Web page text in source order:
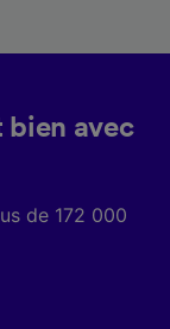
bien avec
de 172 000